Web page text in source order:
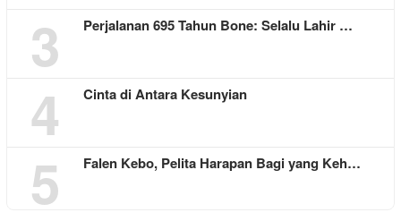
3 Perjalanan 695 Tahun Bone: Selalu Lahir …
4 Cinta di Antara Kesunyian
5 Falen Kebo, Pelita Harapan Bagi yang Keh…